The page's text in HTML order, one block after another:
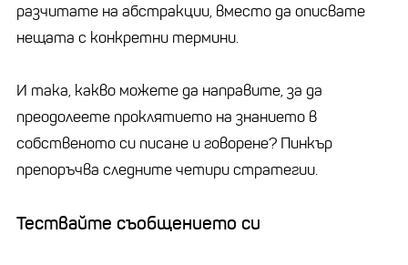
разчитате на абстракции, вместо да описвате
нещата с конкретни термини.
И така, какво можете да направите, за да
преодолеете проклятието на знанието в
собственото си писане и говорене? Пинкър
препоръчва следните четири стратегии.
Тествайте съобщението си